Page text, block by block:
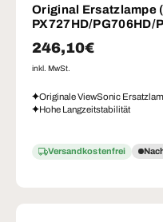
Original Ersatzlampe
PX727HD/PG706HD/
Normaler Preis
246,10€
inkl. MwSt.
Originale ViewSonic
Hohe Langzeitstabilität
Versandkostenfrei